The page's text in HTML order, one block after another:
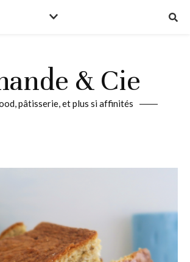
& Cie
pâtisserie, et plus si affinités